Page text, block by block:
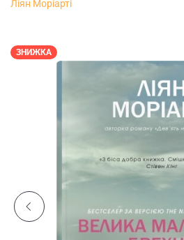
Ліян Моріарті
ЗНИЖКА